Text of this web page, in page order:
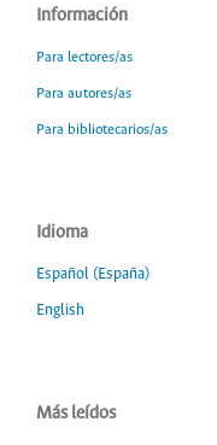
Información
Para lectores/as
Para autores/as
Para bibliotecarios/as
Idioma
Español (España)
English
Más leídos